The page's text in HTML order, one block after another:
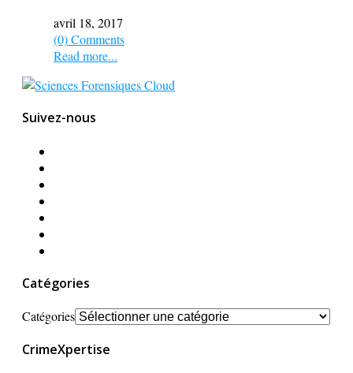
avril 18, 2017
(0) Comments
Read more...
Suivez-nous
Catégories
Catégories
CrimeXpertise